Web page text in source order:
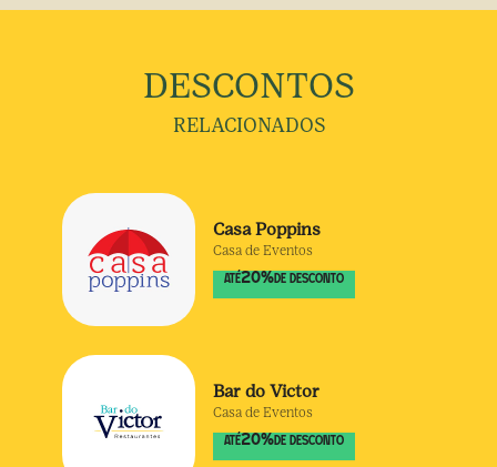
DESCONTOS
RELACIONADOS
Casa Poppins
Casa de Eventos
ATÉ20% DE DESCONTO
Bar do Victor
Casa de Eventos
ATÉ20% DE DESCONTO